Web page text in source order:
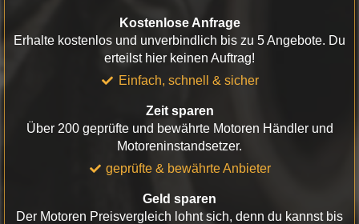
Kostenlose Anfrage
Erhalte kostenlos und unverbindlich bis zu 5 Angebote. Du
erteilst hier keinen Auftrag!
Einfach, schnell & sicher
Zeit sparen
Über 200 geprüfte und bewährte Motoren Händler und
Motoreninstandsetzer.
geprüfte & bewährte Anbieter
Geld sparen
Der Motoren Preisvergleich lohnt sich, denn du kannst bis